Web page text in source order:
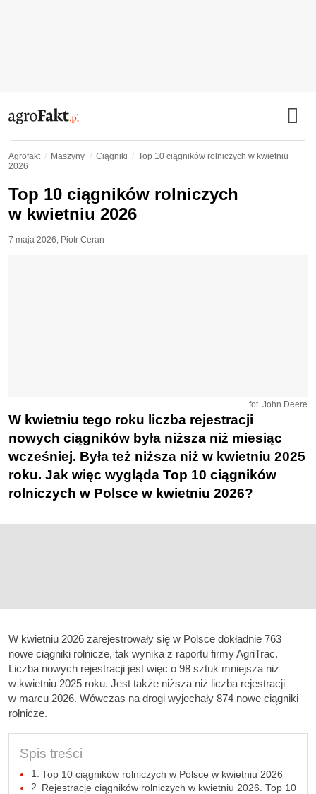
Agrofakt Maszyny Ciągniki
Top 10 ciągników rolniczych w kwietniu
2026
Top 10 ciągników rolniczych
w kwietniu 2026
7 maja 2026, Piotr Ceran
fot. John Deere
W kwietniu tego roku liczba rejestracji
nowych ciągników była niższa niż miesiąc
wcześniej. Była też niższa niż w kwietniu 2025
roku. Jak więc wygląda Top 10 ciągników
rolniczych w Polsce w kwietniu 2026?
W kwietniu 2026 zarejestrowały się w Polsce dokładnie 763
nowe ciągniki rolnicze, tak wynika z raportu firmy AgriTrac.
Liczba nowych rejestracji jest więc o 98 sztuk mniejsza niż
w kwietniu 2025 roku. Jest także niższa niż liczba rejestracji
w marcu 2026. Wówczas na drogi wyjechały 874 nowe ciągniki
rolnicze.
Spis treści
Top 10 ciągników rolniczych w Polsce w kwietniu 2026
Rejestracje ciągników rolniczych w kwietniu 2026. Top 10